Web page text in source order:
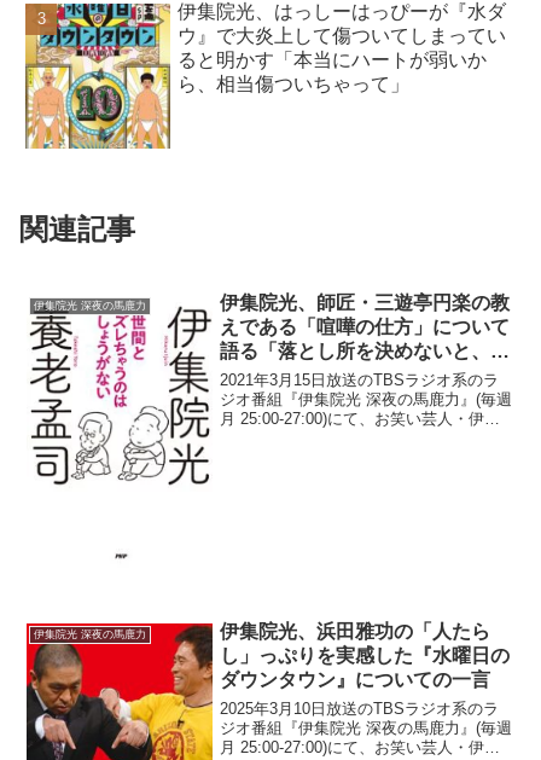
伊集院光、はっしーはっぴーが『水ダ
ウ』で大炎上して傷ついてしまってい
ると明かす「本当にハートが弱いか
ら、相当傷ついちゃって」
関連記事
伊集院光 深夜の馬鹿力
伊集院光、師匠・三遊亭円楽の教
えである「喧嘩の仕方」について
語る「落とし所を決めないと、喧
嘩はしこりが残ってしまう」
2021年3月15日放送のTBSラジオ系のラ
ジオ番組『伊集院光 深夜の馬鹿力』(毎週
月 25:00-27:00)にて、お笑い芸人・伊集
伊集院光 深夜の馬鹿力
伊集院光、浜田雅功の「人たら
し」っぷりを実感した『水曜日の
ダウンタウン』についての一言
2025年3月10日放送のTBSラジオ系のラ
ジオ番組『伊集院光 深夜の馬鹿力』(毎週
月 25:00-27:00)にて、お笑い芸人・伊集